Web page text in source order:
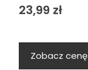
23,99 zł
Zobacz cenę